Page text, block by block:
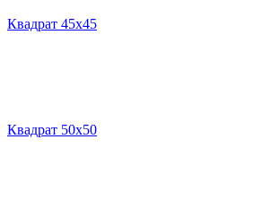
Квадрат 45х45
Квадрат 50х50